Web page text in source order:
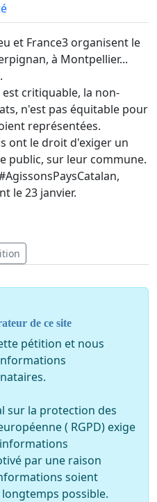
et France3 organisent le
à Montpellier...
critiquable, la non-
n'est pas équitable pour
représentées.
ont le droit d'exiger un
public, sur leur commune.
le 23 janvier.
de ce site
pétition et nous
sur la protection des
( RGPD) exige
par une raison
soient
possible.